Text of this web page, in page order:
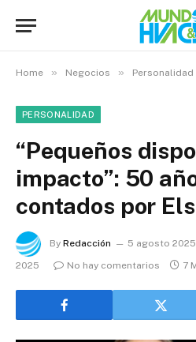
Home » Negocios » Personalidad
PERSONALIDAD
“Pequeños
impacto”: 50
contados por
By Redacción 5 agosto 2025
2025
No hay comentarios 7